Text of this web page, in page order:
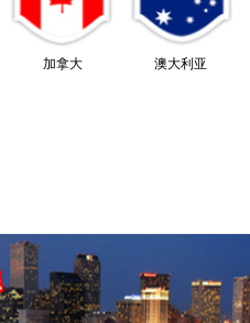
加拿大 澳大利亚